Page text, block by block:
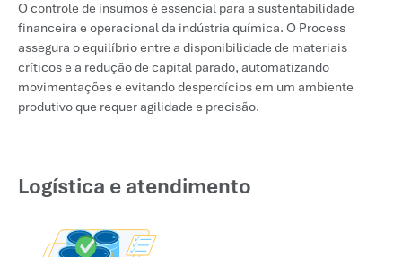
O controle de insumos é essencial para a sustentabilidade
financeira e operacional da indústria química. O Process
assegura o equilíbrio entre a disponibilidade de materiais
críticos e a redução de capital parado, automatizando
movimentações e evitando desperdícios em um ambiente
produtivo que requer agilidade e precisão.
Logística e atendimento